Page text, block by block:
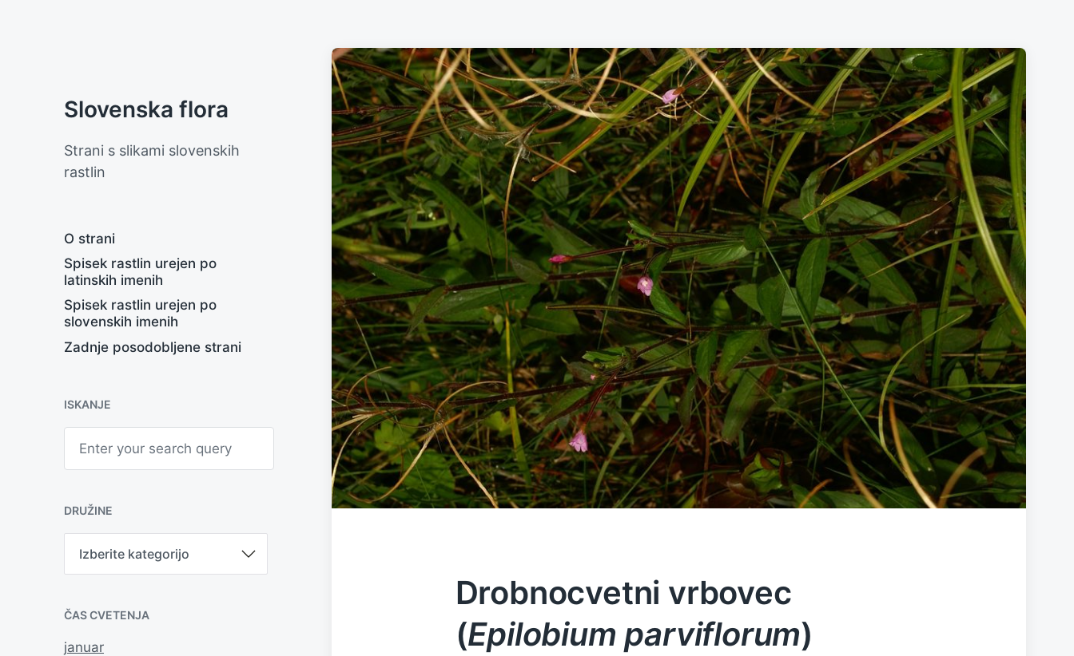
Slovenska flora
Strani s slikami slovenskih
rastlin
O strani
Spisek rastlin urejen po
latinskih imenih
Spisek rastlin urejen po
slovenskih imenih
Zadnje posodobljene strani
ISKANJE
h
DRUŽINE
u
n
ČAS CVETENJA
januar
Drobnocvetni vrbovec
(Epilobium parviflorum)